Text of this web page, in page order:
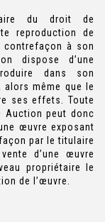
du droit de
reproduction de
à son
dispose d’une
dans son
même que le
ses effets. Toute
Auction peut donc
œuvre exposant
par le titulaire
d’une œuvre
propriétaire le
de l’œuvre.